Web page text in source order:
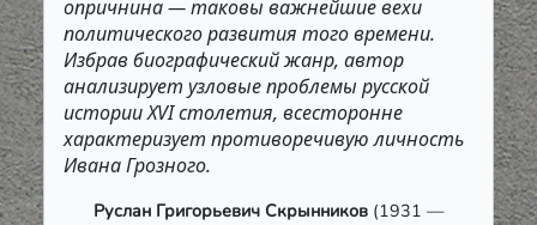
опричнина — таковы важнейшие вехи
политического развития того времени.
Избрав биографический жанр, автор
анализирует узловые проблемы русской
истории XVI столетия, всесторонне
характеризует противоречивую личность
Ивана Грозного.
Руслaн Григoрьевич Скрынников (1931 —